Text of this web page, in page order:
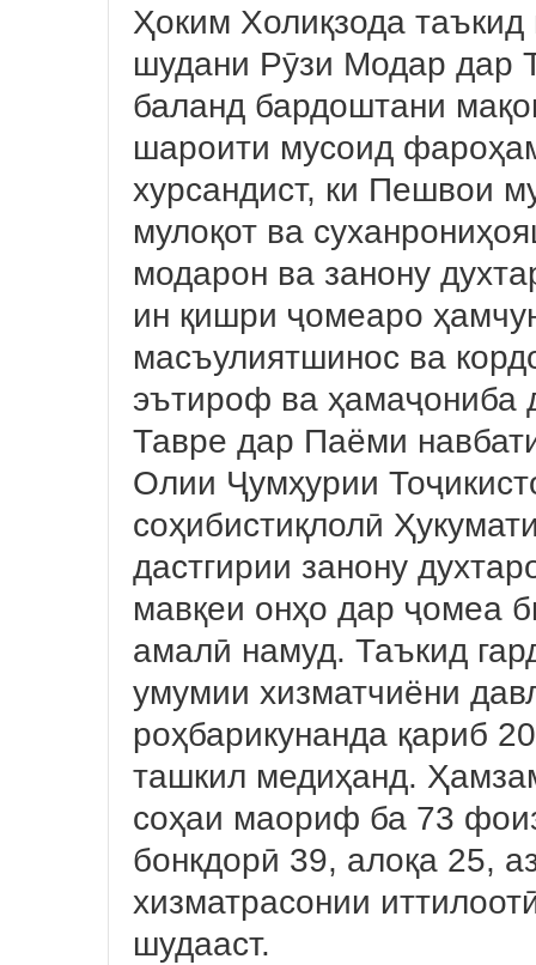
Ҳоким Холиқзода
шудани Рӯзи Модар дар
баланд бардоштани
шароити мусоид
хурсандист, ки Пешвои
мулоқот ва
модарон ва занону
ин қишри ҷомеаро
масъулиятшинос ва
эътироф ва ҳамаҷониба
Тавре дар Паёми
Олии Ҷумҳурии
соҳибистиқлолӣ
дастгирии занону
мавқеи онҳо дар ҷомеа
амалӣ намуд. Таъкид
умумии хизматчиёни
роҳбарикунанда қариб
ташкил медиҳанд.
соҳаи маориф ба 73
бонкдорӣ 39, алоқа 25,
хизматрасонии
шудааст.